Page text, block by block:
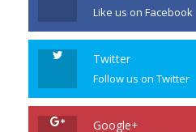
Like us on Facebook
Twitter
Follow us on Twitter
Google+